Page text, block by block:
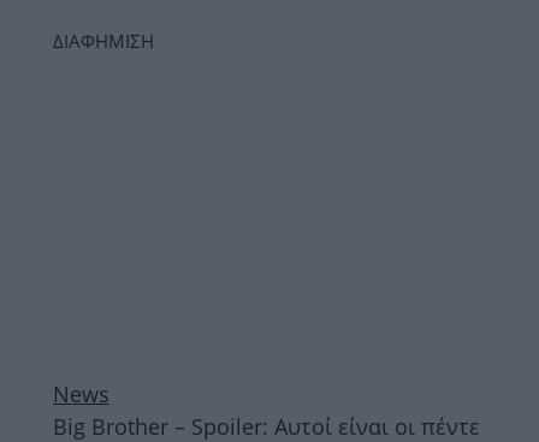
ΔΙΑΦΗΜΙΣΗ
News
Big Brother – Spoiler: Αυτοί είναι οι πέντε